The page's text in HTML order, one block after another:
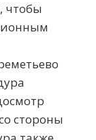
чтобы
стороны